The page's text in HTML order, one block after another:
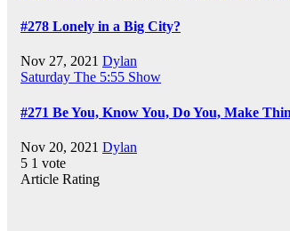
#278 Lonely in a Big City?
Nov 27, 2021 Dylan
Saturday The 5:55 Show
#271 Be You, Know You, Do You, Make
Nov 20, 2021 Dylan
5 1 vote
Article Rating